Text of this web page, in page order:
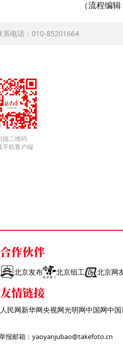
（流程编
系电话：010-85201664
描二维码
手机客户端
合作伙伴
北京发布 北京组工 北京网
友情链接
人民网新华网央视网光明网中国网中
报邮箱：yaoyanjubao@takefoto.cn